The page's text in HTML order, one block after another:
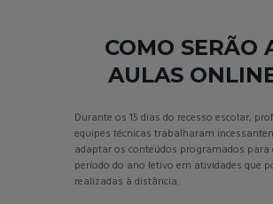
COMO SERÃO
AULAS
Durante os 15 dias do recesso escolar,
equipes técnicas trabalharam
adaptar os conteúdos programados para
período do ano letivo em atividades que
realizadas à distância.